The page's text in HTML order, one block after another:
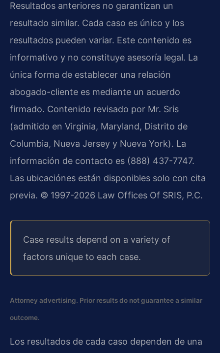
Resultados anteriores no garantizan un
resultado similar. Cada caso es único y los
resultados pueden variar. Este contenido es
informativo y no constituye asesoría legal. La
única forma de establecer una relación
abogado-cliente es mediante un acuerdo
firmado. Contenido revisado por Mr. Sris
(admitido en Virginia, Maryland, Distrito de
Columbia, Nueva Jersey y Nueva York). La
información de contacto es (888) 437-7747.
Las ubicaciónes están disponibles solo con cita
previa. © 1997-2026 Law Offices Of SRIS, P.C.
Case results depend on a variety of
factors unique to each case.
Attorney advertising. Prior results do not guarantee a similar
outcome.
Los resultados de cada caso dependen de una